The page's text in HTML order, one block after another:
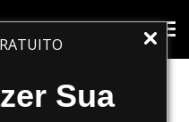
Sua
do Yahoo